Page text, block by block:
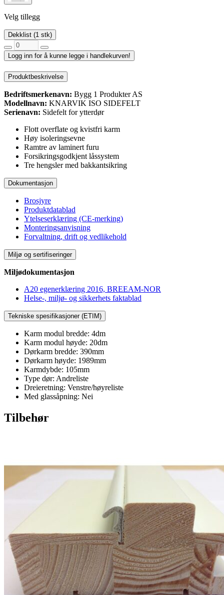
Velg tillegg
Dekklist (1 stk)
Logg inn for å kunne legge i handlekurven!
Produktbeskrivelse
Bedriftsmerkenavn: Bygg 1 Produkter AS
Modellnavn: KNARVIK ISO SIDEFELT
Serienavn: Sidefelt for ytterdør
Flott overflate og kvistfri karm
Høy isoleringsevne
Ramtre av laminert furu
Forsikringsgodkjent låssystem
Tre hengsler med bakkantsikring
Dokumentasjon
Brosjyre
Produktdatablad
Ytelseserklæring (CE-merking)
Monteringsanvisning
Forvaltning, drift og vedlikehold
Miljø og sertifiseringer
Miljødokumentasjon
A20 egenerklæring 2016, BREEAM-NOR
Helse-, miljø- og sikkerhets faktablad
Tekniske spesifikasjoner (ETIM)
Karm modul bredde: 4dm
Karm modul høyde: 20dm
Dørkarm bredde: 390mm
Dørkarm høyde: 1989mm
Karmdybde: 105mm
Type dør: Andreliste
Dreieretning: Venstre/høyreliste
Med glassåpning: Nei
Tilbehør